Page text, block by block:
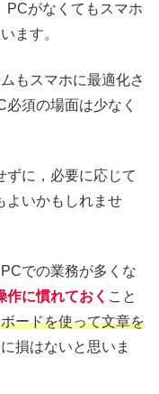
PCがなくてもスマホ
ます。
もスマホに最適化さ
須の場面は少なく
ずに，必要に応じて
よいかもしれませ
での業務が多くな
作に慣れておく こと
ードを使って文章を
損はないと思いま